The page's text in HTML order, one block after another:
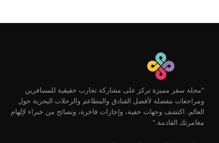
"مجلة سفر مميزة تركز على مشاركة تجارب حقيقية للمسافرين
ومراجعات مفصلة لأفضل الفنادق والمطاعم والرحلات البحرية حول
العالم. اكتشف وجهات خفية، وإجازات فاخرة، ونصائح من خبراء لإلهام
مغامرتك القادمة."